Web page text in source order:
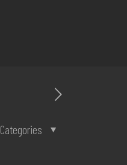
Categories